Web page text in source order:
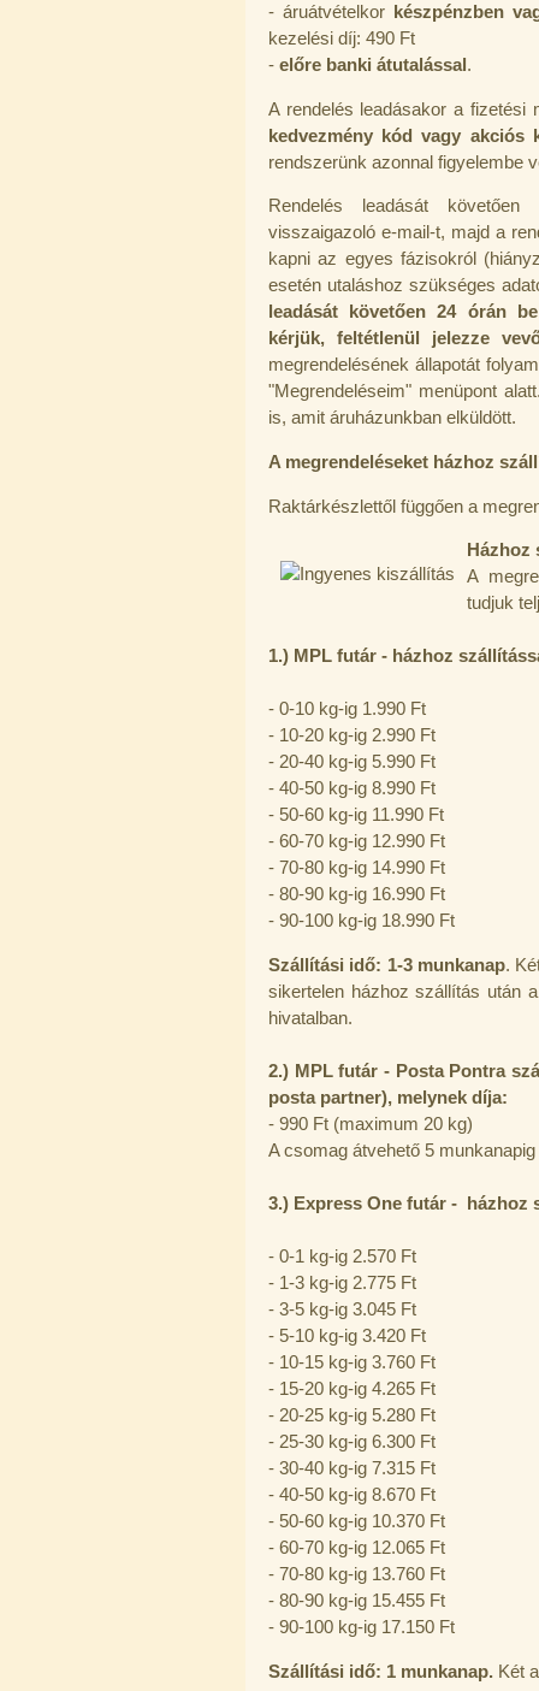
- áruátvételkor
készpénzben
kezelési díj: 490 Ft
- előre banki átutalással .
A rendelés leadásakor a fizetési
kedvezmény kód vagy akciós
rendszerünk azonnal figyelembe
Rendelés leadását
visszaigazoló e-mail-t, majd a
kapni az egyes fázisokról
esetén utaláshoz szükséges
leadását követően 24 órán
kérjük, feltétlenül jelezze
megrendelésének állapotát
"Megrendeléseim" menüpont
is, amit áruházunkban elküldött.
A megrendeléseket házhoz
Raktárkészlettől függően a
Házhoz
A
tudjuk
1.) MPL futár - házhoz
- 0-10 kg-ig 1.990 Ft
- 10-20 kg-ig 2.990 Ft
- 20-40 kg-ig 5.990 Ft
- 40-50 kg-ig 8.990 Ft
- 50-60 kg-ig 11.990 Ft
- 60-70 kg-ig 12.990 Ft
- 70-80 kg-ig 14.990 Ft
- 80-90 kg-ig 16.990 Ft
- 90-100 kg-ig 18.990 Ft
Szállítási idő: 1-3 munkanap.
sikertelen házhoz szállítás után
hivatalban.
2.) MPL futár - Posta Pontra
posta partner), melynek díja:
- 990 Ft (maximum 20 kg)
A csomag átvehető 5
3.) Express One futár - házhoz
- 0-1 kg-ig 2.570 Ft
- 1-3 kg-ig 2.775 Ft
- 3-5 kg-ig 3.045 Ft
- 5-10 kg-ig 3.420 Ft
- 10-15 kg-ig 3.760 Ft
- 15-20 kg-ig 4.265 Ft
- 20-25 kg-ig 5.280 Ft
- 25-30 kg-ig 6.300 Ft
- 30-40 kg-ig 7.315 Ft
- 40-50 kg-ig 8.670 Ft
- 50-60 kg-ig 10.370 Ft
- 60-70 kg-ig 12.065 Ft
- 70-80 kg-ig 13.760 Ft
- 80-90 kg-ig 15.455 Ft
- 90-100 kg-ig 17.150 Ft
Szállítási idő: 1 munkanap. Két